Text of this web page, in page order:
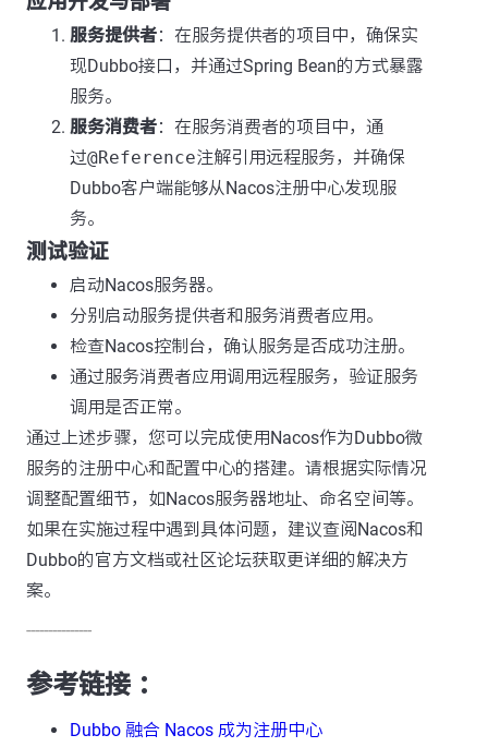
服务提供者：在服务提供者的项目中，确保实
现Dubbo接口，并通过Spring Bean的方式暴露
服务。
服务消费者：在服务消费者的项目中，通
过@Reference注解引用远程服务，并确保
Dubbo客户端能够从Nacos注册中心发现服
务。
测试验证
启动Nacos服务器。
分别启动服务提供者和服务消费者应用。
检查Nacos控制台，确认服务是否成功注册。
通过服务消费者应用调用远程服务，验证服务
调用是否正常。
通过上述步骤，您可以完成使用Nacos作为Dubbo微
服务的注册中心和配置中心的搭建。请根据实际情况
调整配置细节，如Nacos服务器地址、命名空间等。
如果在实施过程中遇到具体问题，建议查阅Nacos和
Dubbo的官方文档或社区论坛获取更详细的解决方
案。
---------------
参考链接 ：
Dubbo 融合 Nacos 成为注册中心